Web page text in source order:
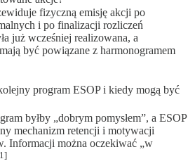
fizyczną emisję akcji po
i po finalizacji rozliczeń
już wcześniej realizowana, a
być powiązane z harmonogramem
program ESOP i kiedy mogą być
byłby „dobrym pomysłem”, a ESOP
mechanizm retencji i motywacji
Informacji można oczekiwać „w